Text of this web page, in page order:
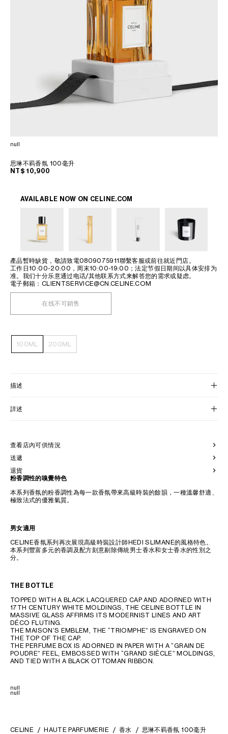
null
思琳不羁香氛 100毫升
NT$ 10,900
AVAILABLE NOW ON CELINE.COM
產品暫時缺貨，敬請致電0809075911聯繫客服或前往就近門店。
工作日10:00-20:00，周末10:00-19:00；法定节假日期间以具体安排为
准。我们十分乐意通过电话/其他联系方式来解答您的需求或疑虑。
電子郵箱：CLIENTSERVICE@CN.CELINE.COM
在线不可銷售
100ML 200ML
描述
詳述
查看店內可供情況
送遞
退貨
粉香調性的嗅覺特色
本系列香氛的粉香調性為每一款香氛帶來高級時裝的餘韻，一種溫馨舒適、
極致法式的優雅氣質。
男女適用
CELINE香氛系列再次展現高級時裝設計師HEDI SLIMANE的風格特色。
本系列豐富多元的香調及配方刻意剔除傳統男士香水和女士香水的性別之
分。
THE BOTTLE
TOPPED WITH A BLACK LACQUERED CAP AND ADORNED WITH
17TH CENTURY WHITE MOLDINGS, THE CELINE BOTTLE IN
MASSIVE GLASS AFFIRMS ITS MODERNIST LINES AND ART
DÉCO FLUTING.
THE MAISON’S EMBLEM, THE “TRIOMPHE” IS ENGRAVED ON
THE TOP OF THE CAP.
THE PERFUME BOX IS ADORNED IN PAPER WITH A “GRAIN DE
POUDRE” FEEL, EMBOSSED WITH “GRAND SIÈCLE” MOLDINGS,
AND TIED WITH A BLACK OTTOMAN RIBBON.
null
null
CELINE HAUTE PARFUMERIE 香水 思琳不羁香氛 100毫升